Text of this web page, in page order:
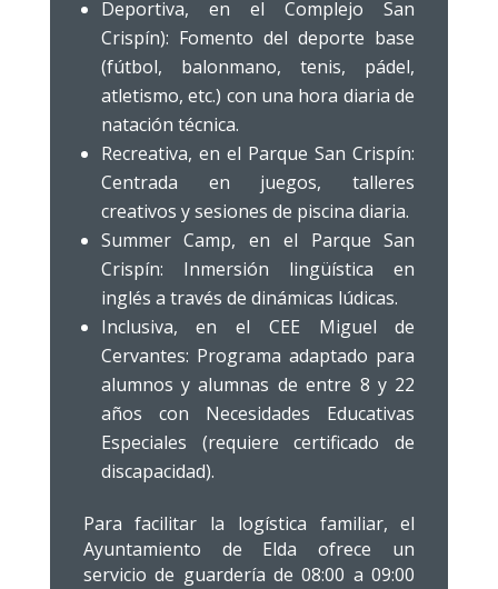
Deportiva, en el Complejo San
Crispín): Fomento del deporte base
(fútbol, balonmano, tenis, pádel,
atletismo, etc.) con una hora diaria de
natación técnica.
Recreativa, en el Parque San Crispín:
Centrada en juegos, talleres
creativos y sesiones de piscina diaria.
Summer Camp, en el Parque San
Crispín: Inmersión lingüística en
inglés a través de dinámicas lúdicas.
Inclusiva, en el CEE Miguel de
Cervantes: Programa adaptado para
alumnos y alumnas de entre 8 y 22
años con Necesidades Educativas
Especiales (requiere certificado de
discapacidad).
Para facilitar la logística familiar, el
Ayuntamiento de Elda ofrece un
servicio de guardería de 08:00 a 09:00